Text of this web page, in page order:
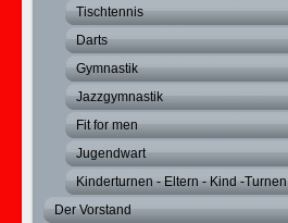
Tischtennis
Darts
Gymnastik
Jazzgymnastik
Fit for men
Jugendwart
Kinderturnen - Eltern - Kind -Turnen
Der Vorstand